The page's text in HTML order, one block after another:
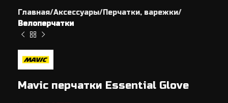
Главная Аксессуары Перчатки, варежки
Велоперчатки
Mavic перчатки Essential Glove